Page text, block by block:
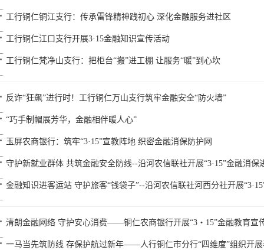
工行铜仁铜江支行：传承雷锋精神践初心 深化金融服务进社区
工行铜仁江口支行开展3·15金融知识宣传活动
工行铜仁梵净山支行：把柜台“搬”进工棚 让服务“暖”到心坎
反诈“狂飙”进行时！工行铜仁万山支行筑牢金融安全“防火墙”
“巧手制帽展芳华，金融相伴暖人心”
玉屏农商银行：筑牢“3·15”宣教阵地 织密金融消保防护网
守护新就业群体 共筑金融安全防线--沿河农信联社开展“3·15”金融消保
金融知识进客运站 守护旅客“钱袋子”--沿河农信联社河西分社开展
清朗金融网络 守护安心消费——铜仁农商银行开展“3・15”金融教育宣
一马当先筑防线 存保护航过新年——人行铜仁市分行“四维度”组织开